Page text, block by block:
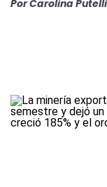
PorCarolina Putelli